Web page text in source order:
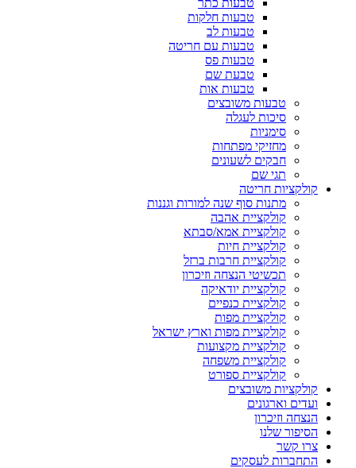
טבעות חלקות
טבעות לב
טבעות עם חריטה
טבעות פס
טבעת שם
טבעות אות
טבעות משובצים
סיכות לעגלה
סימניות
מחזיקי מפתחות
חבקים לשעונים
תגי שם
קולקציות חריטה
מתנות סוף שנה למורות וגננות
קולקציית אהבה
קולקציית אמא/סבתא
קולקציית חיות
קולקציית חרבות ברזל
תכשיטי הנצחה וזיכרון
קולקציית יודאיקה
קולקציית כנפיים
קולקציית מפות
קולקציית מפות וארץ ישראל
קולקציית מקצועות
קולקציית משפחה
קולקציית ספורט
קולקציות משובצים
ועדים וארגונים
הנצחה וזיכרון
הסיפור שלנו
צרו קשר
התחברות לעסקים